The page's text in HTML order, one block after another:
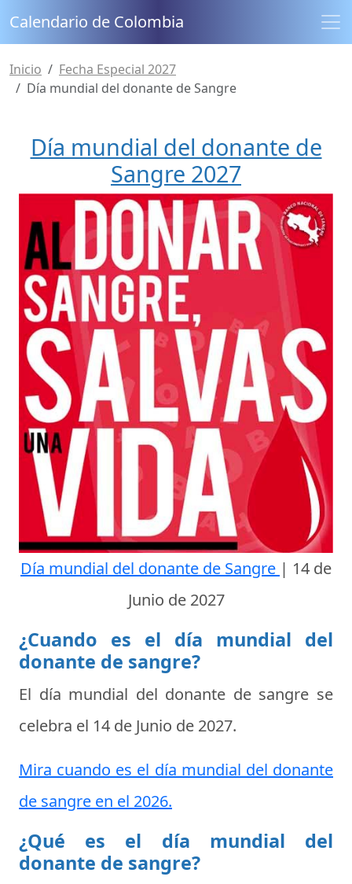
Calendario de Colombia
Inicio
Fecha Especial 2027
Día mundial del donante de Sangre
Día mundial del donante de
Sangre 2027
Día mundial del donante de Sangre | 14 de
Junio de 2027
¿Cuando es el día mundial del
donante de sangre?
El día mundial del donante de sangre se
celebra el 14 de Junio de 2027.
Mira cuando es el día mundial del donante
de sangre en el 2026.
¿Qué es el día mundial del
donante de sangre?